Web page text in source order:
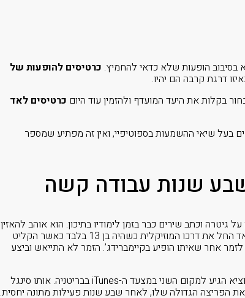
כרטיסים להופעות של
בקלות את היעד המועדף ולהזמין עוד היום כרטיסים לאד
בעל שיאי ההשמעות בספוטיפיי, ואין זה מפתיע שמספר
שנות עבודה קשה
גיטרה וכתב שירים כבר בזמן לימודיו בתיכון. הוא אוהב להאזין
לבוב דילן ואריק קלפטון והם השפיעו רבות על יצירתו. אד החל את דרכו המוזיקלית כשהיה בן 13 בלבד כאשר הקליט
אחר שאיתו הופיע בקיימברידג’. הזמר לא התייאש וביצע
הפריצה הגדולה שלו הייתה ב-2011 לאחר שסינגל שהוציא הגיע למקום השני במצעד ה-iTunes בבריטניה. אותו סינגל
הפריצה הגדולה שלו, לאחר שבע שנות פעילות מתונה יחסית.